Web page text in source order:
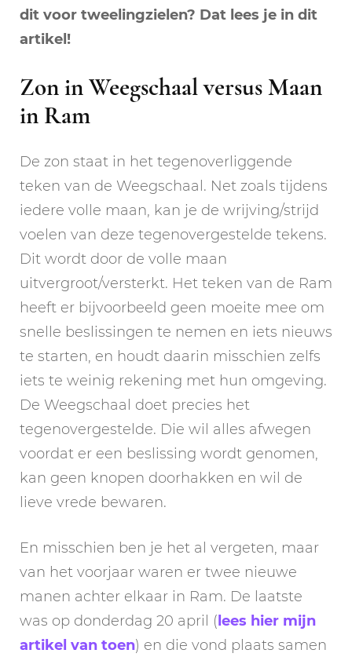
dit voor tweelingzielen? Dat lees je in dit
artikel!
Zon in Weegschaal versus Maan
in Ram
De zon staat in het tegenoverliggende
teken van de Weegschaal. Net zoals tijdens
iedere volle maan, kan je de wrijving/strijd
voelen van deze tegenovergestelde tekens.
Dit wordt door de volle maan
uitvergroot/versterkt. Het teken van de Ram
heeft er bijvoorbeeld geen moeite mee om
snelle beslissingen te nemen en iets nieuws
te starten, en houdt daarin misschien zelfs
iets te weinig rekening met hun omgeving.
De Weegschaal doet precies het
tegenovergestelde. Die wil alles afwegen
voordat er een beslissing wordt genomen,
kan geen knopen doorhakken en wil de
lieve vrede bewaren.
En misschien ben je het al vergeten, maar
van het voorjaar waren er twee nieuwe
manen achter elkaar in Ram. De laatste
was op donderdag 20 april (lees hier mijn
artikel van toen) en die vond plaats samen